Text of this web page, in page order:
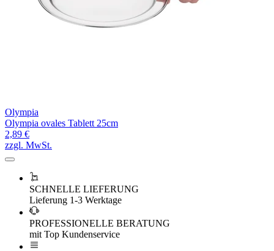
Olympia
Olympia ovales Tablett 25cm
2,89 €
zzgl. MwSt.
SCHNELLE LIEFERUNG
Lieferung 1-3 Werktage
PROFESSIONELLE BERATUNG
mit Top Kundenservice